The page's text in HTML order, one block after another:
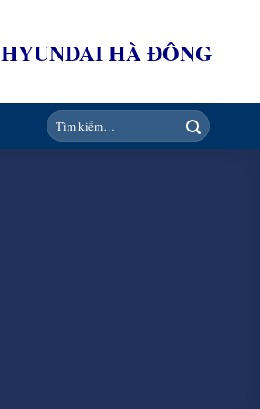
HYUNDAI HÀ ĐÔNG
Tìm
kiếm: